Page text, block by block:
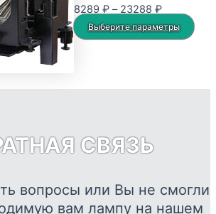
Опции
можно
выбрать
товара.
8289 ₽ – 23288 ₽Диапазон
цен:
8289 ₽
Выберите параметры
СВЯЗЬ
вопросы или Вы не смогли
вам лампу на нашем